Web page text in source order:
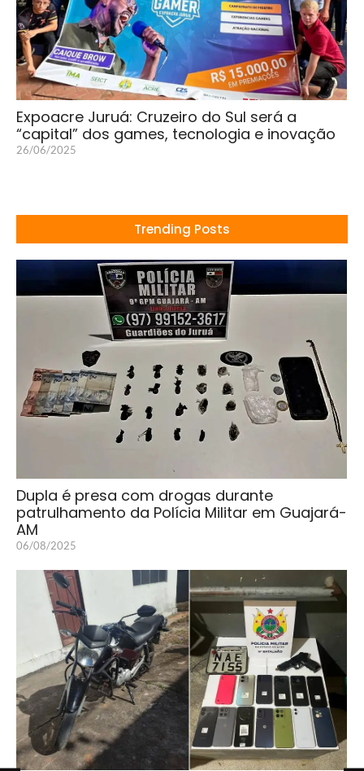
Expoacre Juruá: Cruzeiro do Sul será a
“capital” dos games, tecnologia e inovação
26/06/2025
Trending Posts
Dupla é presa com drogas durante
patrulhamento da Polícia Militar em Guajará-
AM
06/08/2025